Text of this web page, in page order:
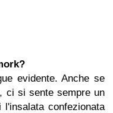
evidente. Anche se
ci si sente sempre un
confezionata